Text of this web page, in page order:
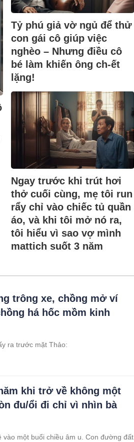
Tỷ phú giả vờ ngủ để thử
con gái cô giúp việc
nghèo – Nhưng điều cô
bé làm khiến ông ch-ết
lặng!
Ngay trước khi trút hơi
thở cuối cùng, mẹ tôi run
rẩy chỉ vào chiếc tủ quần
áo, và khi tôi mở nó ra,
tôi hiểu vì sao vợ mình
mattich suốt 3 năm
trông xe, chồng mở ví
há hốc mồm kinh
ra trước mặt Thảo:
khi trở về không một
đu/ổi đi chỉ vì nhìn bà
một buổi chiều âm u. Con đường đất